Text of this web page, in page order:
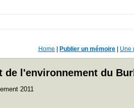
Home Publier un mémoire Une
l'environnement du
2011